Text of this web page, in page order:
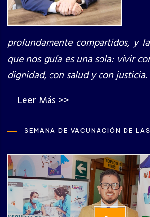
profundamente compartidos, y
que nos guía es una sola: vivir
dignidad, con salud y con justicia.
Leer Más >>
SEMANA DE VACUNACIÓN DE